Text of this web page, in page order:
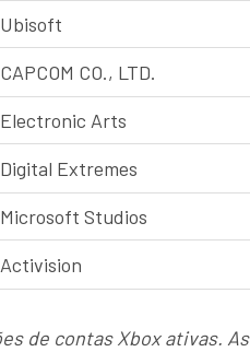
Ubisoft
CAPCOM CO., LTD.
Electronic Arts
Digital Extremes
Microsoft Studios
Activision
de contas Xbox ativas. As